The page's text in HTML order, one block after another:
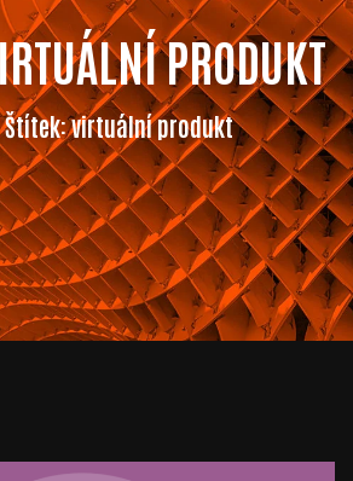
PRODUKT
virtuální produkt